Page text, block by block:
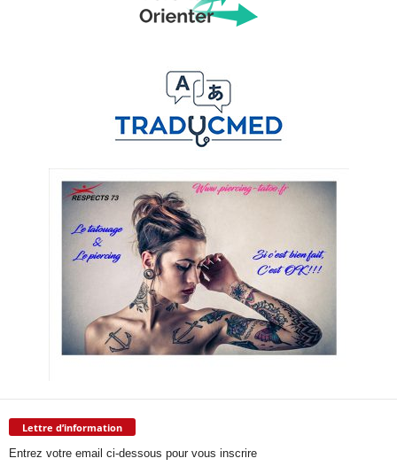
Lettre d’information
Entrez votre email ci-dessous pour vous inscrire